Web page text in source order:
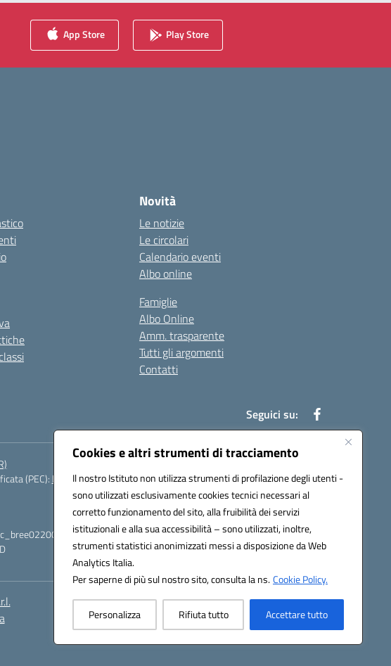
Cookies e altri strumenti di tracciamento
Il nostro Istituto non utilizza strumenti di profilazione degli utenti -
sono utilizzati esclusivamente cookies tecnici necessari al
corretto funzionamento del sito, alla fruibilità dei servizi
istituzionali e alla sua accessibilità – sono utilizzati, inoltre,
strumenti statistici anonimizzati messi a disposizione da Web
Analytics Italia.
Per saperne di più sul nostro sito, consulta la ns.Cookie Policy.
Personalizza Rifiuta tutto Accettare tutto
App Store Play Store
Novità
Le notizie
Le circolari
Calendario eventi
Albo online
Famiglie
Albo Online
Amm. trasparente
Tutti gli argomenti
Contatti
Seguici su:
(PEC): bric839004@pec.istruzione.it